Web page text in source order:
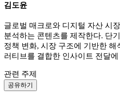
김도윤
글로벌 매크로와 디지털 자산 시
분석하는 콘텐츠를 제작한다. 단
정책 변화, 시장 구조에 기반한 해
러티브를 결합한 인사이트 전달
관련 주제
공유하기